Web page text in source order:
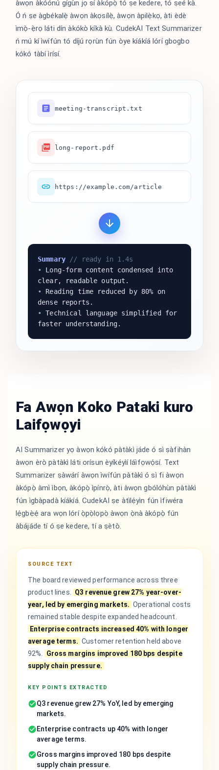
àwọn àkóónú gígùn jọ sí àkópọ̀ tó ṣe kedere, tó ṣeé kà.
Ó ń ṣe àgbékalẹ̀ àwọn àkọsílẹ̀, àwọn àpilẹ̀kọ, àti èdè
ìmọ̀-ẹ̀rọ láti dín àkókò kíkà kù. CudekAI Text Summarizer
ń mú kí ìwífún tó díjú rọrùn fún òye kíákíá lórí gbogbo
kókó tàbí ìrísí.
meeting-transcript.txt
long-report.pdf
https://example.com/article
Summary // ready in 1.4s
•
Long-form content condensed into
clear, readable output.
•
Reading time reduced by 80% on
dense reports.
•
Technical language simplified for
faster understanding.
SOURCE TEXT
The board reviewed performance across three
product lines.
Q3 revenue grew 27% year-over-
year, led by emerging markets. Operational costs
remained stable despite expanded headcount.
Enterprise contracts increased 40% with longer
average terms. Customer retention held above
92%.
Gross margins improved 180 bps despite
supply chain pressure.
KEY POINTS EXTRACTED
Q3 revenue grew 27% YoY, led by emerging
markets.
Enterprise contracts up 40% with longer
average terms.
Gross margins improved 180 bps despite
supply chain pressure.
Fa Awọn Koko Pataki kuro
Laifọwọyi
AI Summarizer yọ àwọn kókó pàtàkì jáde ó sì ṣàfihàn
àwọn èrò pàtàkì láti orísun èyíkéyìí láìfọwọ́sí. Text
Summarizer ṣàwárí àwọn ìwífún pàtàkì ó sì fi àwọn
àkópọ̀ àmì ìbọn, àkópọ̀ ìpínrọ̀, àti àwọn gbólóhùn pàtàkì
fún ìgbàpadà kíákíá. CudekAI ṣe àtìlẹ́yìn fún ìfiwéra
lẹ́gbẹ̀ẹ́ ara wọn lórí ọ̀pọ̀lọpọ̀ àwọn ọ̀nà àkópọ̀ fún
àbájáde tí ó ṣe kedere, tí a ṣètò.